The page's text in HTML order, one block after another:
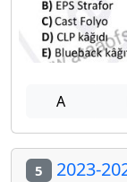
A
5 2023-